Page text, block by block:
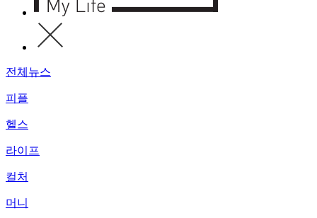
전체뉴스
피플
헬스
라이프
컬처
머니